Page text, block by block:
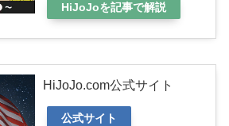
HiJoJoを記事で解説
HiJoJo.com公式サイト
公式サイト